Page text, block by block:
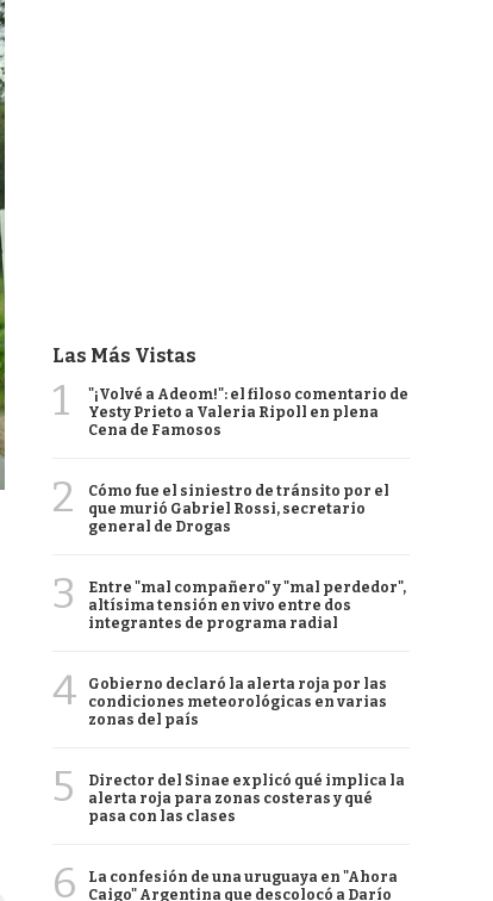
Las Más Vistas
1
"¡Volvé a Adeom!": el filoso comentario de
Yesty Prieto a Valeria Ripoll en plena
Cena de Famosos
2
Cómo fue el siniestro de tránsito por el
que murió Gabriel Rossi, secretario
general de Drogas
3
Entre "mal compañero" y "mal perdedor",
altísima tensión en vivo entre dos
integrantes de programa radial
4
Gobierno declaró la alerta roja por las
condiciones meteorológicas en varias
zonas del país
5
Director del Sinae explicó qué implica la
alerta roja para zonas costeras y qué
pasa con las clases
6
La confesión de una uruguaya en "Ahora
Caigo" Argentina que descolocó a Darío